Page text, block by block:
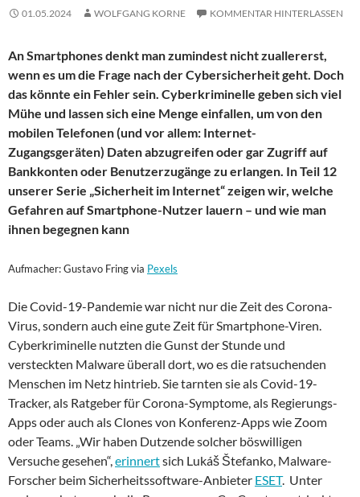
01.05.2024 WOLFGANG KORNE KOMMENTAR HINTERLASSEN
An Smartphones denkt man zumindest nicht zuallererst,
wenn es um die Frage nach der Cybersicherheit geht. Doch
das könnte ein Fehler sein. Cyberkriminelle geben sich viel
Mühe und lassen sich eine Menge einfallen, um von den
mobilen Telefonen (und vor allem: Internet-
Zugangsgeräten) Daten abzugreifen oder gar Zugriff auf
Bankkonten oder Benutzerzugänge zu erlangen. In Teil 12
unserer Serie „Sicherheit im Internet“ zeigen wir, welche
Gefahren auf Smartphone-Nutzer lauern – und wie man
ihnen begegnen kann
Aufmacher: Gustavo Fring via Pexels
Die Covid-19-Pandemie war nicht nur die Zeit des Corona-
Virus, sondern auch eine gute Zeit für Smartphone-Viren.
Cyberkriminelle nutzten die Gunst der Stunde und
versteckten Malware überall dort, wo es die ratsuchenden
Menschen im Netz hintrieb. Sie tarnten sie als Covid-19-
Tracker, als Ratgeber für Corona-Symptome, als Regierungs-
Apps oder auch als Clones von Konferenz-Apps wie Zoom
oder Teams. „Wir haben Dutzende solcher böswilligen
Versuche gesehen“,erinnertsich Lukáš Štefanko, Malware-
Forscher beim Sicherheitssoftware-Anbieter ESET. Unter